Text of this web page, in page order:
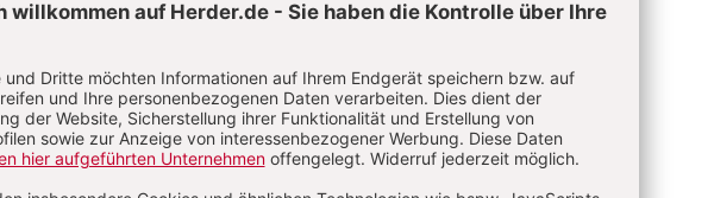
Orth, Dr. theol., wurde 1968 geboren. Studium der Katholischen
in Freiburg, Paris und Münster. 1998 Promotion. Seit 1998